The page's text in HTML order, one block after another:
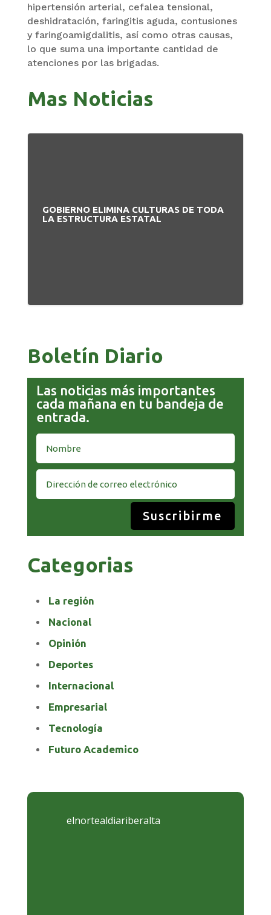
hipertensión arterial, cefalea tensional,
deshidratación, faringitis aguda, contusiones
y faringoamigdalitis, así como otras causas,
lo que suma una importante cantidad de
atenciones por las brigadas.
Mas Noticias
GOBIERNO ELIMINA CULTURAS DE TODA
LA ESTRUCTURA ESTATAL
Boletín Diario
Las noticias más importantes
cada mañana en tu bandeja de
entrada.
Suscribirme
Categorias
La región
Nacional
Opinión
Deportes
Internacional
Empresarial
Tecnología
Futuro Academico
elnortealdiariberalta